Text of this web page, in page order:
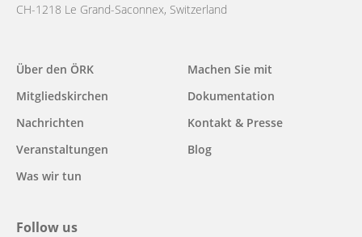
CH-1218 Le Grand-Saconnex, Switzerland
Main
navigation
Über den ÖRK
Mitgliedskirchen
Nachrichten
Veranstaltungen
Was wir tun
Machen Sie mit
Dokumentation
Kontakt & Presse
Blog
Follow us